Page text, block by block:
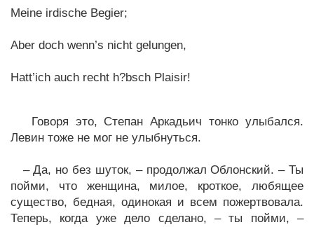
Meine irdische Begier;
Aber doch wenn’s nicht gelungen,
Hatt’ich auch recht h?bsch Plaisir!
Говоря это, Степан Аркадьич тонко улыбался.
Левин тоже не мог не улыбнуться.
– Да, но без шуток, – продолжал Облонский. – Ты
пойми, что женщина, милое, кроткое, любящее
существо, бедная, одинокая и всем пожертвовала.
Теперь, когда уже дело сделано, – ты пойми, –